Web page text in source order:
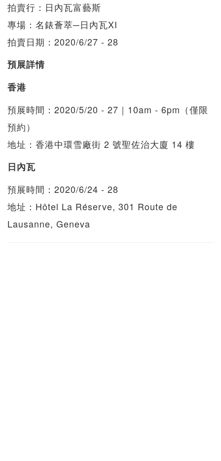
拍賣行：日內瓦富藝斯
專場：名錶薈萃─日內瓦XI
拍賣日期：2020/6/27 - 28
預展詳情
香港
預展時間：2020/5/20 - 27｜10am - 6pm（僅限
預約）
地址：香港中環雪廠街 2 號聖佐治大廈 14 樓
日內瓦
預展時間：2020/6/24 - 28
地址：Hôtel La Réserve, 301 Route de
Lausanne, Geneva